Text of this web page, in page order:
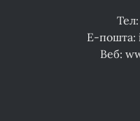
Тел:
Е-пошта:
Веб: